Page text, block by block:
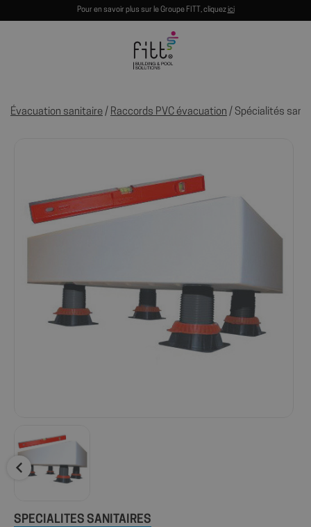
Pour en savoir plus sur le Groupe FITT, cliquezici
Évacuation sanitaire / Raccords PVC évacuation / Spécialités
SPÉCIALITÉS SANITAIRES